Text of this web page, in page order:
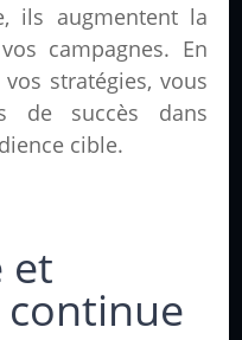
ils augmentent la
campagnes. En
stratégies, vous
de succès dans
cible.
et